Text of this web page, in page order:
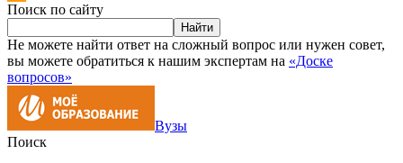
Поиск по сайту
Найти
Не можете найти ответ на сложный вопрос или нужен совет,
вы можете обратиться к нашим экспертам на «Доске
вопросов»
Вузы
Поиск